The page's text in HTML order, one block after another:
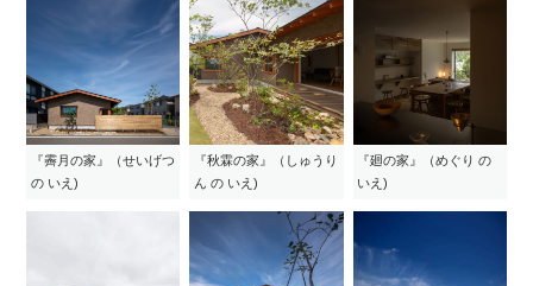
『霽月の家』（せいげつ
の いえ)
『秋霖の家』（しゅうり
ん の いえ)
『廻の家』（めぐり の
いえ)